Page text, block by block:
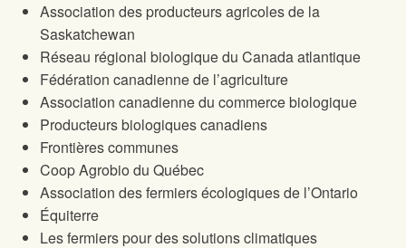
Association des producteurs agricoles de la
Saskatchewan
Réseau régional biologique du Canada atlantique
Fédération canadienne de l’agriculture
Association canadienne du commerce biologique
Producteurs biologiques canadiens
Frontières communes
Coop Agrobio du Québec
Association des fermiers écologiques de l’Ontario
Équiterre
Les fermiers pour des solutions climatiques